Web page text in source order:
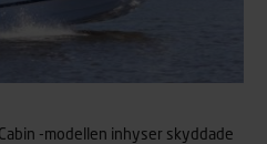
-modellen inhyser skyddade